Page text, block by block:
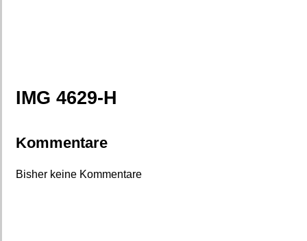
IMG 4629-H
Kommentare
Bisher keine Kommentare